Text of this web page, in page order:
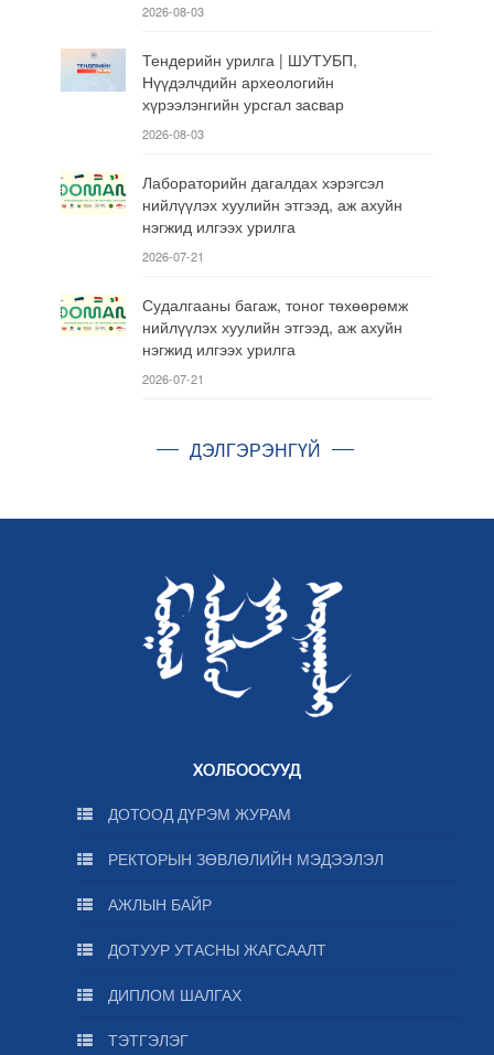
2026-08-03
Тендерийн урилга | ШУТУБП,
Нүүдэлчдийн археологийн
хүрээлэнгийн урсгал засвар
2026-08-03
Лабораторийн дагалдах хэрэгсэл
нийлүүлэх хуулийн этгээд, аж ахуйн
нэгжид илгээх урилга
2026-07-21
Судалгааны багаж, тоног төхөөрөмж
нийлүүлэх хуулийн этгээд, аж ахуйн
нэгжид илгээх урилга
2026-07-21
ДЭЛГЭРЭНГҮЙ
ХОЛБООСУУД
ДОТООД ДҮРЭМ ЖУРАМ
РЕКТОРЫН ЗӨВЛӨЛИЙН МЭДЭЭЛЭЛ
АЖЛЫН БАЙР
ДОТУУР УТАСНЫ ЖАГСААЛТ
ДИПЛОМ ШАЛГАХ
ТЭТГЭЛЭГ